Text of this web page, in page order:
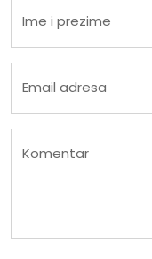
Ime i prezime
Email adresa
Komentar